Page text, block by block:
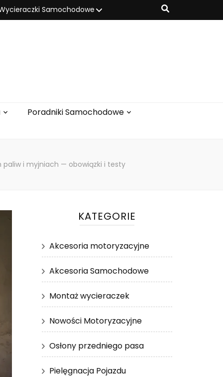
Samochodowe
Poradniki Samochodowe
i myjniach — obowiązki i testy
KATEGORIE
Akcesoria motoryzacyjne
Akcesoria Samochodowe
Montaż wycieraczek
Nowości Motoryzacyjne
Osłony przedniego pasa
Pielęgnacja Pojazdu